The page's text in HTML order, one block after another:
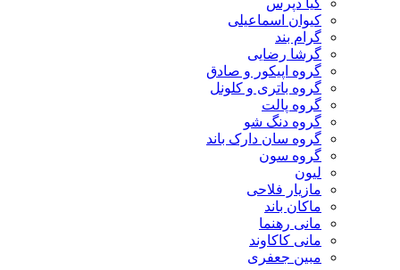
کیا دپرس
کیوان اسماعیلی
گرام بند
گرشا رضایی
گروه اپیکور و صادق
گروه باتری و کلونل
گروه پالت
گروه دنگ شو
گروه سان دارک باند
گروه سون
لیون
مازیار فلاحی
ماکان باند
مانی رهنما
مانی کاکاوند
مبین جعفری